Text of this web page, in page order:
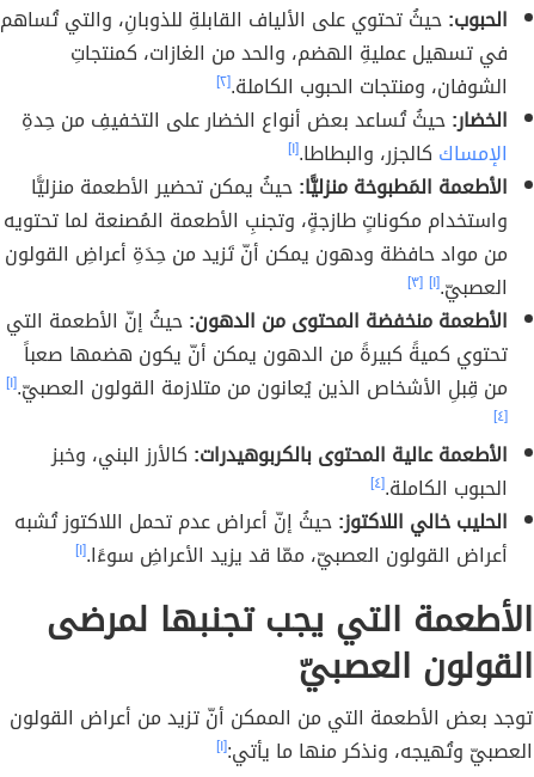
الحبوب:حيثُ تحتوي على الألياف القابلةِ للذوبانِ، والتي تُساهم
في تسهيل عمليةِ الهضم، والحد من الغازات، كمنتجاتِ
الشوفان، ومنتجات الحبوب الكاملة.[٢]
الخضار:حيثُ تُساعد بعض أنواع الخضار على التخفيفِ من حِدةِ
الإمساك كالجزر، والبطاطا.[١]
الأطعمة المَطبوخة منزليًّا:حيثُ يمكن تحضير الأطعمة منزليًّا
واستخدام مكوناتٍ طازجةٍ، وتجنبِ الأطعمة المُصنعة لما تحتويه
من مواد حافظة ودهون يمكن أنّ تَزيد من حِدَةِ أعراضِ القولون
العصبيّ.[١] [٣]
الأطعمة منخفضة المحتوى من الدهون:حيثُ إنّ الأطعمة التي
تحتوي كميةً كبيرةً من الدهون يمكن أنّ يكون هضمها صعباً
من قِبلِ الأشخاص الذين يُعانون من متلازمة القولون العصبيّ.[١]
[٤]
الأطعمة عالية المحتوى بالكربوهيدرات: كالأرز البني، وخبز
الحبوب الكاملة.[٤]
الحليب خالي اللاكتوز:حيثُ إنّ أعراض عدم تحمل اللاكتوز تُشبه
أعراض القولون العصبيّ، ممّا قد يزيد الأعراضِ سوءًا.[١]
الأطعمة التي يجب تجنبها لمرضى
القولون العصبيّ
توجد بعض الأطعمة التي من الممكن أنّ تزيد من أعراض القولون
العصبيّ وتُهيجه، ونذكر منها ما يأتي:[١]